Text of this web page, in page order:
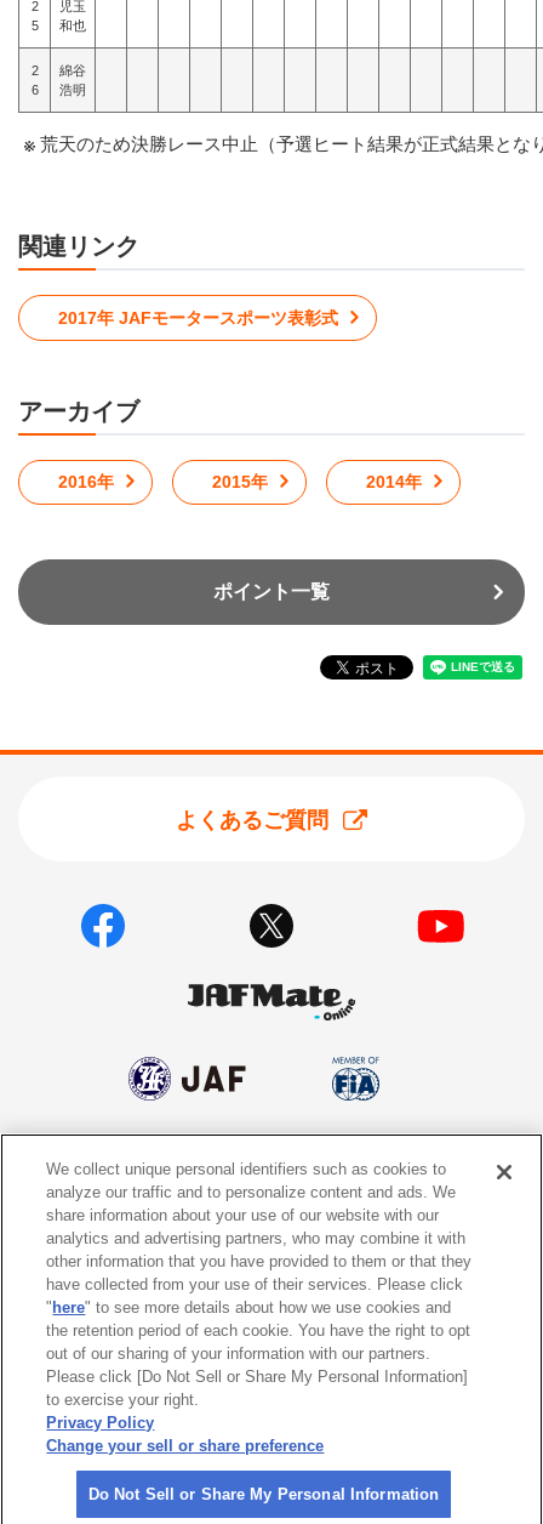
2
5
児玉
和也
2
6
綿谷
浩明
荒天のため決勝レース中止（予選ヒート結果が正式結果とな
関連リンク
2017年 JAFモータースポーツ表彰式
アーカイブ
2016年 2015年 2014年
ポイント一覧
よくあるご質問
個人情報保護方針 個人情報の取り扱いについて
サイトポリシー ソーシャルメディア利用規約
特定商取引法に基づく表示 情報提供終了のお知らせ
Do Not Sell or Share My Personal
Information
© 2026 All rights reserved. 一般社団法人 日本自動車連盟 (JAF)
We collect unique personal identifiers such as cookies to
analyze our traffic and to personalize content and ads. We
share information about your use of our website with our
analytics and advertising partners, who may combine it with
other information that you have provided to them or that they
have collected from your use of their services. Please click
" here" to see more details about how we use cookies and
the retention period of each cookie. You have the right to opt
out of our sharing of your information with our partners.
Please click [Do Not Sell or Share My Personal Information]
to exercise your right.
Privacy Policy
Change your sell or share preference
Do Not Sell or Share My Personal Information